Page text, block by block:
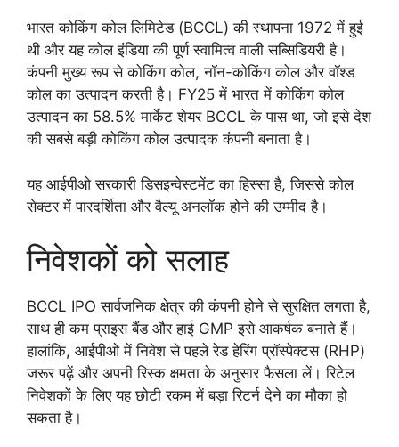
भारत कोकिंग कोल लिमिटेड (BCCL) की स्थापना 1972 में हुई
थी और यह कोल इंडिया की पूर्ण स्वामित्व वाली सब्सिडियरी है।
कंपनी मुख्य रूप से कोकिंग कोल, नॉन-कोकिंग कोल और वॉश्ड
कोल का उत्पादन करती है। FY25 में भारत में कोकिंग कोल
उत्पादन का 58.5% मार्केट शेयर BCCL के पास था, जो इसे देश
की सबसे बड़ी कोकिंग कोल उत्पादक कंपनी बनाता है।
यह आईपीओ सरकारी डिसइन्वेस्टमेंट का हिस्सा है, जिससे कोल
सेक्टर में पारदर्शिता और वैल्यू अनलॉक होने की उम्मीद है।
निवेशकों को सलाह
BCCL IPO सार्वजनिक क्षेत्र की कंपनी होने से सुरक्षित लगता है,
साथ ही कम प्राइस बैंड और हाई GMP इसे आकर्षक बनाते हैं।
हालांकि, आईपीओ में निवेश से पहले रेड हेरिंग प्रॉस्पेक्टस (RHP)
जरूर पढ़ें और अपनी रिस्क क्षमता के अनुसार फैसला लें। रिटेल
निवेशकों के लिए यह छोटी रकम में बड़ा रिटर्न देने का मौका हो
सकता है।